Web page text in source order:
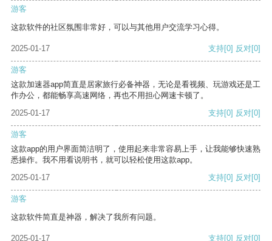
游客
这款软件的社区氛围非常好，可以与其他用户交流学习心得。
2025-01-17 支持[0] 反对[0]
游客
这款加速器app简直是居家旅行必备神器，无论是看视频、玩游戏还是工
作办公，都能畅享高速网络，再也不用担心网速卡顿了。
2025-01-17
支持[0] 反对[0]
游客
这款app的用户界面简洁明了，使用起来非常容易上手，让我能够快速熟
悉操作。我不用看说明书，就可以轻松使用这款app。
2025-01-17
支持[0] 反对[0]
游客
这款软件简直是神器，解决了我所有问题。
2025-01-17 支持[0] 反对[0]